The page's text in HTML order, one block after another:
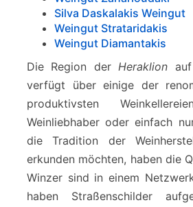
Silva Daskalakis Weingut
Weingut Strataridakis
Weingut Diamantakis
Die Region derHeraklion
verfügt über einige der
produktivsten
Weinliebhaber oder einfach
die Tradition der
erkunden möchten, haben die
Winzer sind in einem
haben Straßenschilder